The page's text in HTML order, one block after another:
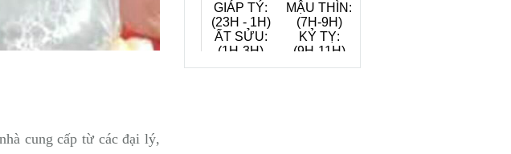
cung cấp từ các đại lý,
GIÁP TÝ:
(23H - 1H)
ẤT SỬU:
(1H-3H)
MẬU THÌN:
(7H-9H)
KỶ TỴ:
(9H-11H)